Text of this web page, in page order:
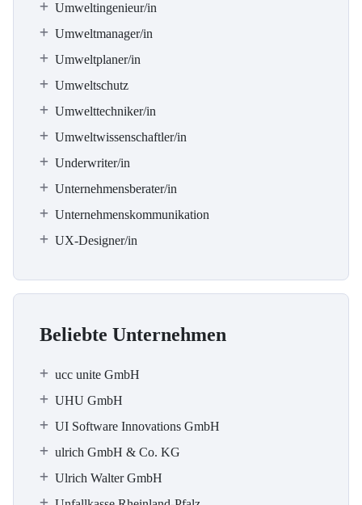
Umweltingenieur/in
Umweltmanager/in
Umweltplaner/in
Umweltschutz
Umwelttechniker/in
Umweltwissenschaftler/in
Underwriter/in
Unternehmensberater/in
Unternehmenskommunikation
UX-Designer/in
Beliebte Unternehmen
ucc unite GmbH
UHU GmbH
UI Software Innovations GmbH
ulrich GmbH & Co. KG
Ulrich Walter GmbH